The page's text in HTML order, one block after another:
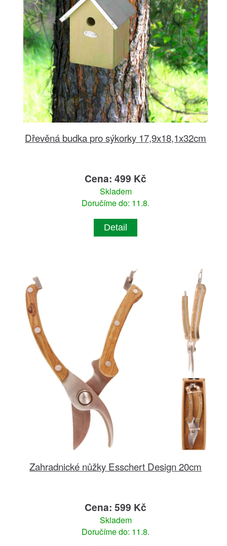
Dřevěná budka pro sýkorky 17,9x18,1x32cm
Cena: 499 Kč
Skladem
Doručíme do: 11.8.
Detail
Zahradnické nůžky Esschert Design 20cm
Cena: 599 Kč
Skladem
Doručíme do: 11.8.